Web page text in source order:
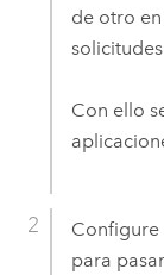
de otro
Con ello
Configure
para